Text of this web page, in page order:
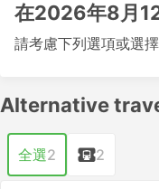
在2026年8月
請考慮下列選項或選
Alternative
全選2 2